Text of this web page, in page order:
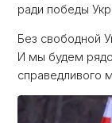
ради победы
Без свободной
И мы будем
справедливого